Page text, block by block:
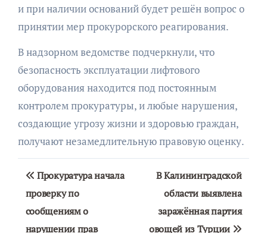
и при наличии оснований будет решён вопрос о
принятии мер прокурорского реагирования.
В надзорном ведомстве подчеркнули, что
безопасность эксплуатации лифтового
оборудования находится под постоянным
контролем прокуратуры, и любые нарушения,
создающие угрозу жизни и здоровью граждан,
получают незамедлительную правовую оценку.
Навигация
по
записям
Прокуратура начала
проверку по
сообщениям о
нарушении прав
В Калининградской
области выявлена
заражённая партия
овощей из Турции